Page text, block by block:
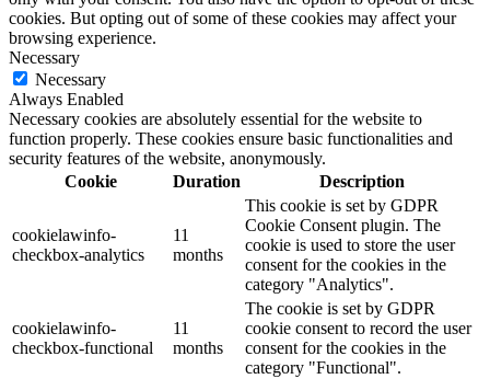
cookies. But opting out of some of these cookies may affect your
browsing experience.
Necessary
Necessary
Always Enabled
Necessary cookies are absolutely essential for the website to
function properly. These cookies ensure basic functionalities and
security features of the website, anonymously.
Cookie
Duration Description
cookielawinfo-
checkbox-analytics
11
months
This cookie is set by GDPR
Cookie Consent plugin. The
cookie is used to store the user
consent for the cookies in the
category "Analytics".
cookielawinfo-
checkbox-functional
11
months
The cookie is set by GDPR
cookie consent to record the user
consent for the cookies in the
category "Functional".